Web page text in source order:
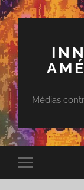
Médias
Toggle
mobile